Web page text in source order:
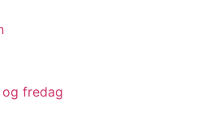
fredag